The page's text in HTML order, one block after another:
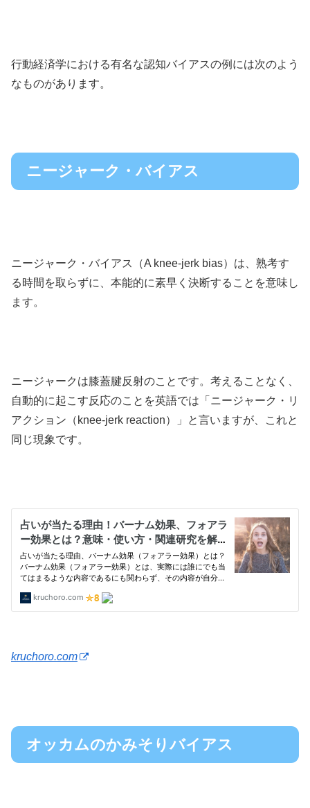
行動経済学における有名な認知バイアスの例には次のよう
なものがあります。
ニージャーク・バイアス
ニージャーク・バイアス（A knee-jerk bias）は、熟考す
る時間を取らずに、本能的に素早く決断することを意味し
ます。
ニージャークは膝蓋腱反射のことです。考えることなく、
自動的に起こす反応のことを英語では「ニージャーク・リ
アクション（knee-jerk reaction）」と言いますが、これと
同じ現象です。
kruchoro.com
オッカムのかみそりバイアス